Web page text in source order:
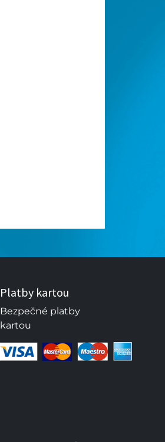
Platby kartou
Bezpečné platby
kartou